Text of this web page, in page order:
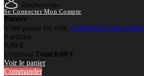
Rechercher
Se Connecter Mon Compte
Panier
Votre panier est vide. Commencer mes achats
0 articles
0,00 €
Livraison Total 0,00 €
Voir le panier
Commander